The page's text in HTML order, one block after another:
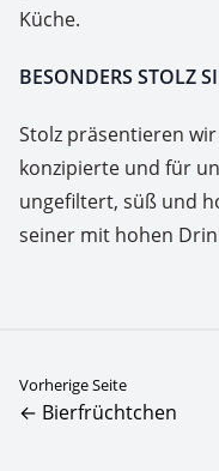
Küche.
BESONDERS STOLZ
Stolz präsentieren
konzipierte und für
ungefiltert, süß und
seiner mit hohen
Vorherige Seite
← Bierfrüchtchen